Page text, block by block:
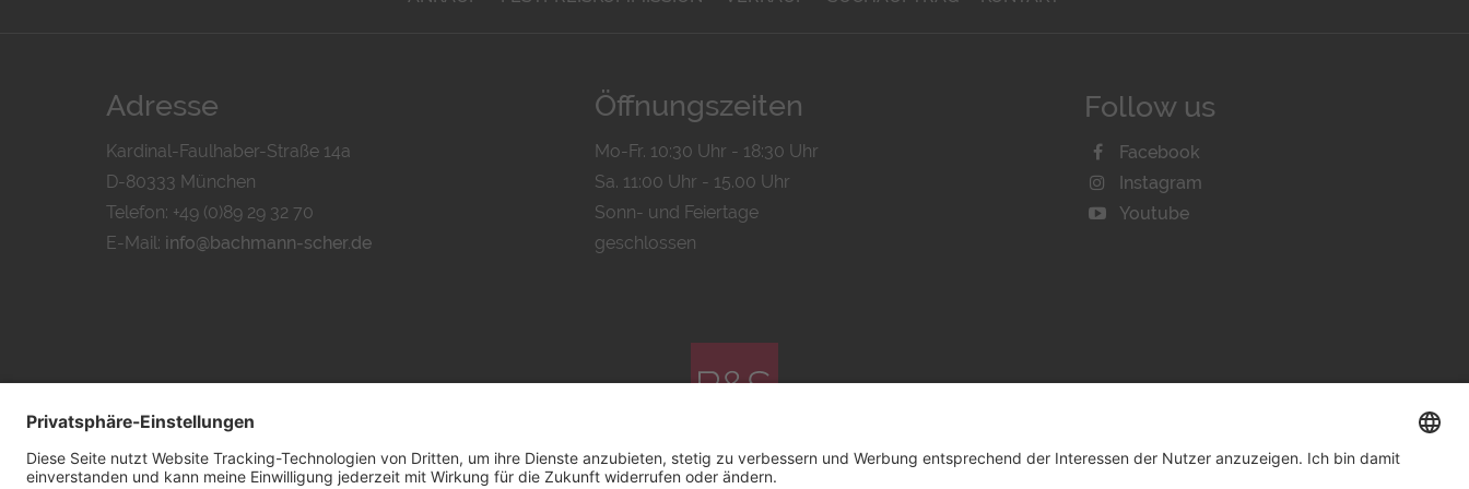
Adresse
Kardinal-Faulhaber-Straße 14a
D-80333 München
Telefon: +49 (0)89 29 32 70
E-Mail: info@bachmann-scher.de
Öffnungszeiten
Mo-Fr. 10:30 Uhr - 18:30 Uhr
Sa. 11:00 Uhr - 15.00 Uhr
Sonn- und Feiertage
geschlossen
Follow us
Facebook
Instagram
Youtube
© 2026 by Bachmann & Scher GmbH / Watchandco GmbH